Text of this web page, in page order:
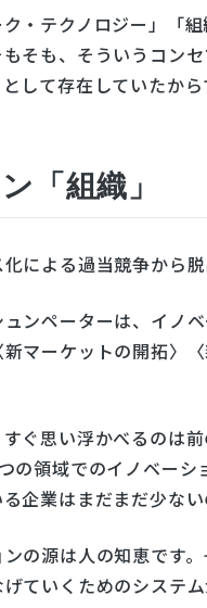
・テクノロジー」「
そも、そういうコン
して存在していたから
「組織」
による過当競争から
ンペーターは、イノ
マーケットの開拓〉
ぐ思い浮かべるのは
の領域でのイノベー
企業はまだまだ少ない
の源は人の知恵です
ていくためのシステム